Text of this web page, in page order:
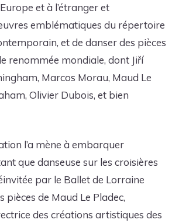
et à l’étranger et
emblématiques du répertoire
et de danser des pièces
renommée mondiale, dont Jiří
Marcos Morau, Maud Le
Olivier Dubois, et bien
l’a mène à embarquer
que danseuse sur les croisières
par le Ballet de Lorraine
pièces de Maud Le Pladec,
des créations artistiques des